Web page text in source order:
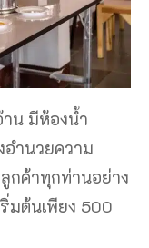
น มีห้องน้ำ
อำนวยความ
กค้าทุกท่านอย่าง
มต้นเพียง 500